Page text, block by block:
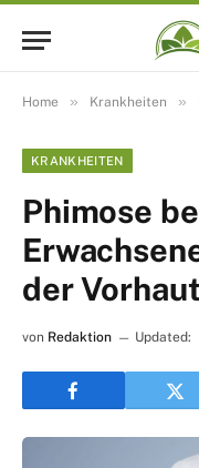
Home » Krankheiten »
KRANKHEITEN
Phimose
der
von Redaktion Updated: